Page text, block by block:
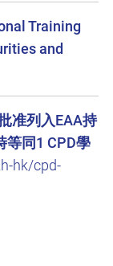
Training
and
准列入EAA持
等同1 CPD學
hk/cpd-